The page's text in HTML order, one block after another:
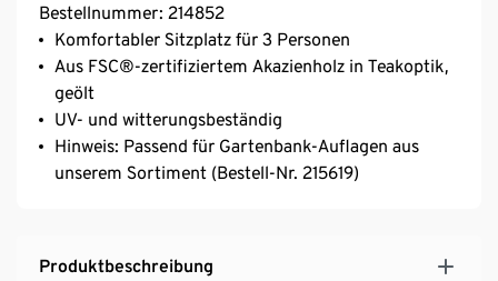
Bestellnummer: 214852
Komfortabler Sitzplatz für 3 Personen
Aus FSC®-zertifiziertem Akazienholz in Teakoptik,
geölt
UV- und witterungsbeständig
Hinweis: Passend für Gartenbank-Auflagen aus
unserem Sortiment (Bestell-Nr. 215619)
Produktbeschreibung